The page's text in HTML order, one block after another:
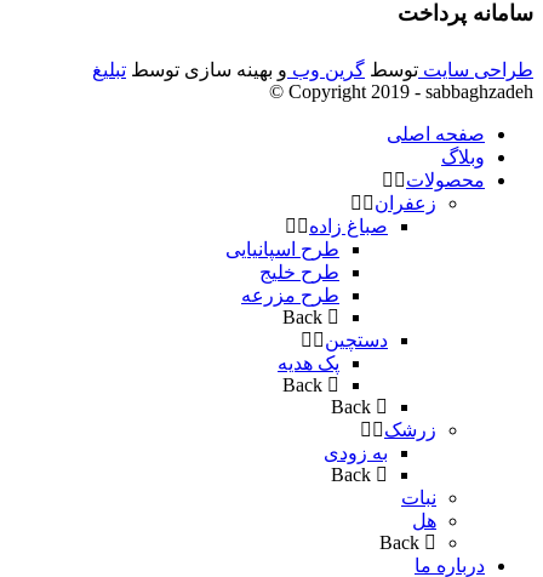
سامانه پرداخت
طراحی سایت توسط گرین وب و بهینه سازی توسط تبلیغ
Copyright 2019 - sabbaghzadeh ©
صفحه اصلی
وبلاگ
محصولات
زعفران
صباغ زاده
طرح اسپانیایی
طرح خلیج
طرح مزرعه
دستچین
پک هدیه
زرشک
به زودی
نبات
هل
درباره ما